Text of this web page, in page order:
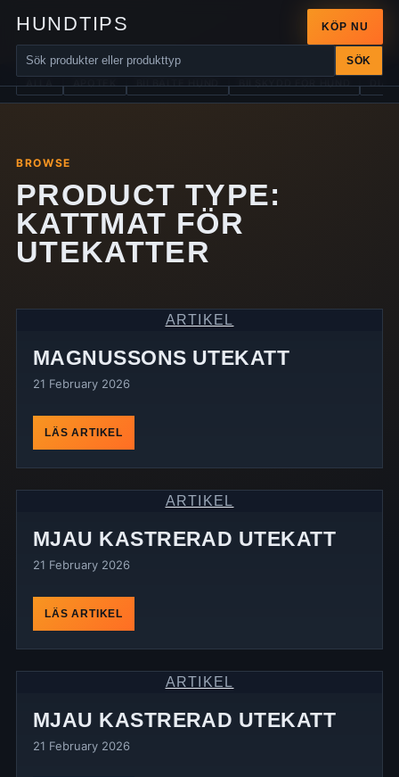
HUNDTIPS
SÖK
KÖP NU
ALLA APOTEK BILBÄLTE HUND BILSKYDD FÖR HUND
BROWSE
PRODUCT TYPE:
KATTMAT FÖR
UTEKATTER
ARTIKEL
MAGNUSSONS UTEKATT
21 February 2026
LÄS ARTIKEL
ARTIKEL
MJAU KASTRERAD UTEKATT
21 February 2026
LÄS ARTIKEL
ARTIKEL
MJAU KASTRERAD UTEKATT
21 February 2026